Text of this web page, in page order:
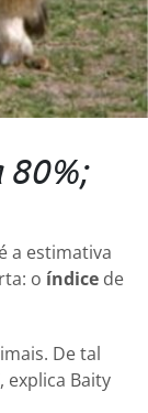
80%;
a estimativa
o índice de
De tal
explica Baity